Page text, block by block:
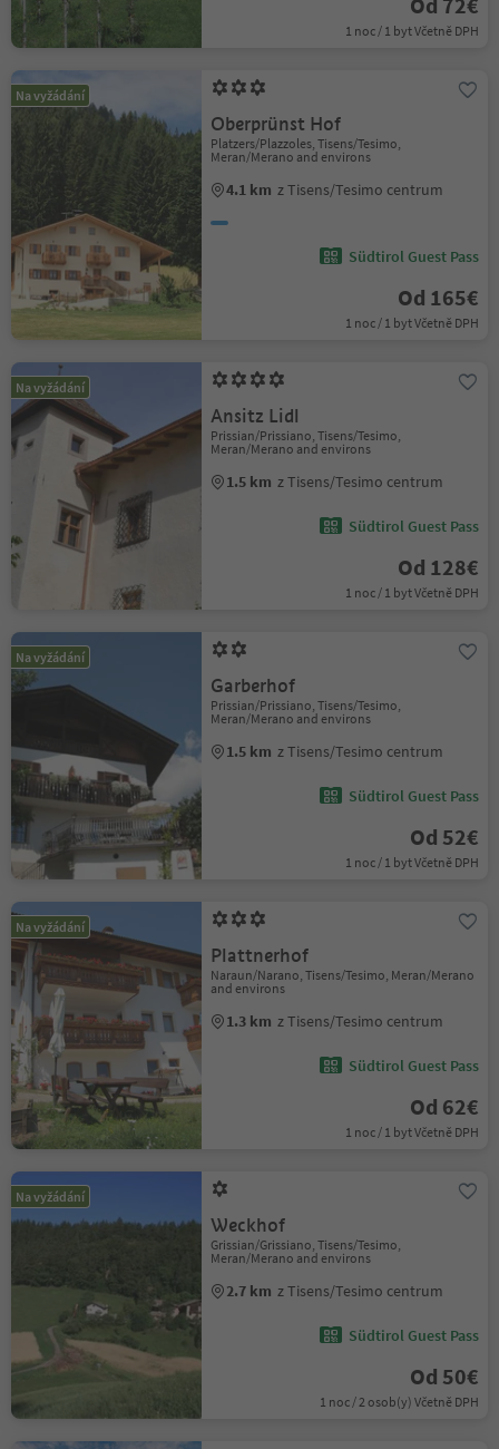
1 noc / 1 byt Včetně DPH
Na vyžádání
Oberprünst Hof
Platzers/Plazzoles, Tisens/Tesimo,
Meran/Merano and environs
4.1 km z Tisens/Tesimo centrum
Südtirol Guest Pass
Od 165€
1 noc / 1 byt Včetně DPH
Na vyžádání
Ansitz Lidl
Prissian/Prissiano, Tisens/Tesimo,
Meran/Merano and environs
1.5 km z Tisens/Tesimo centrum
Südtirol Guest Pass
Od 128€
1 noc / 1 byt Včetně DPH
Na vyžádání
Garberhof
Prissian/Prissiano, Tisens/Tesimo,
Meran/Merano and environs
1.5 km z Tisens/Tesimo centrum
Südtirol Guest Pass
Od 52€
1 noc / 1 byt Včetně DPH
Na vyžádání
Plattnerhof
Naraun/Narano, Tisens/Tesimo, Meran/Merano
and environs
1.3 km z Tisens/Tesimo centrum
Südtirol Guest Pass
Od 62€
1 noc / 1 byt Včetně DPH
Na vyžádání
Weckhof
Grissian/Grissiano, Tisens/Tesimo,
Meran/Merano and environs
2.7 km z Tisens/Tesimo centrum
Südtirol Guest Pass
Od 50€
1 noc / 2 osob(y) Včetně DPH